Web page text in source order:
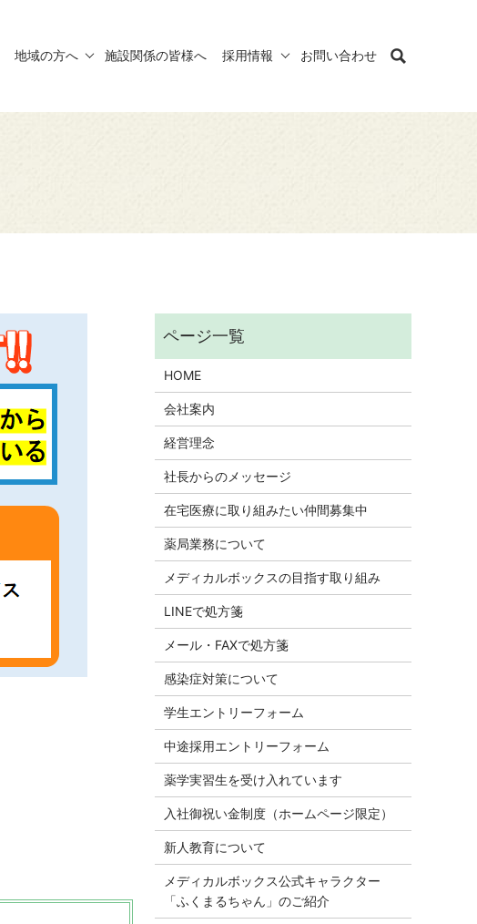
地域の方へ 施設関係の皆様へ 採用情報 お問い合わせ
HOME
会社案内
経営理念
社長からのメッセージ
在宅医療に取り組みたい仲間募集中
薬局業務について
メディカルボックスの目指す取り組み
LINEで処方箋
メール・FAXで処方箋
感染症対策について
学生エントリーフォーム
中途採用エントリーフォーム
薬学実習生を受け入れています
入社御祝い金制度（ホームページ限定）
新人教育について
メディカルボックス公式キャラクター
「ふくまるちゃん」のご紹介